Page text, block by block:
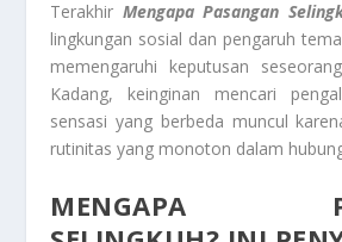
Terakhir Mengapa Pasangan
lingkungan sosial dan pengaruh
memengaruhi keputusan
Kadang, keinginan mencari
sensasi yang berbeda muncul
rutinitas yang monoton dalam
MENGAPA